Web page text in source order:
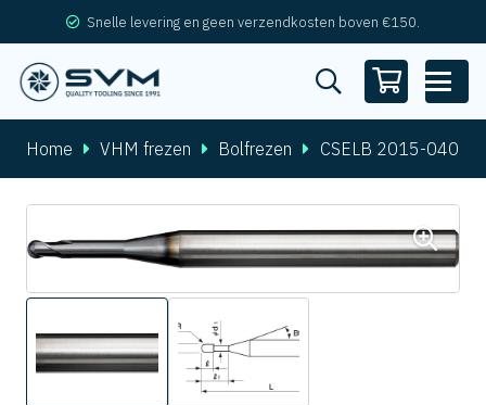
Snelle levering en geen verzendkosten boven €150.
Home VHM frezen Bolfrezen CSELB 2015-040